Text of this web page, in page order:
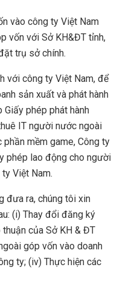
vào công ty Việt Nam
vốn với Sở KH&ĐT tỉnh,
trụ sở chính.
với công ty Việt Nam, để
sản xuất và phát hành
phép phát hành
IT người nước ngoài
mềm game, Công ty
phép lao động cho người
Việt Nam.
đưa ra, chúng tôi xin
(i) Thay đổi đăng ký
của Sở KH & ĐT
góp vốn vào doanh
ty; (iv) Thực hiện các